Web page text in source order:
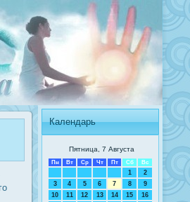
Календарь
Пятница, 7 Августа
Пн Вт Ср Чт Пт Сб Вс
1
2
3
4 5 6 7 8
9
10
11 12 13 14 15
16